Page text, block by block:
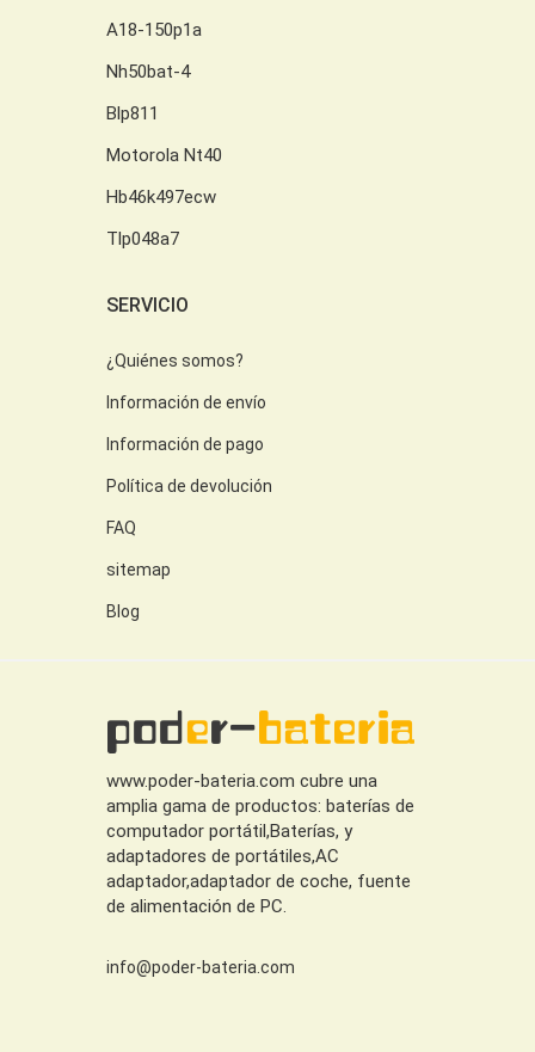
A18-150p1a
Nh50bat-4
Blp811
Motorola Nt40
Hb46k497ecw
Tlp048a7
SERVICIO
¿Quiénes somos?
Información de envío
Información de pago
Política de devolución
FAQ
sitemap
Blog
www.poder-bateria.com cubre una
amplia gama de productos: baterías de
computador portátil,Baterías, y
adaptadores de portátiles,AC
adaptador,adaptador de coche, fuente
de alimentación de PC.
info@poder-bateria.com